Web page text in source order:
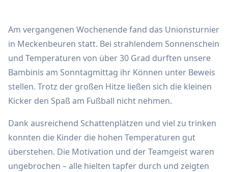
Am vergangenen Wochenende fand das Unionsturnier
in Meckenbeuren statt. Bei strahlendem Sonnenschein
und Temperaturen von über 30 Grad durften unsere
Bambinis am Sonntagmittag ihr Können unter Beweis
stellen. Trotz der großen Hitze ließen sich die kleinen
Kicker den Spaß am Fußball nicht nehmen.
Dank ausreichend Schattenplätzen und viel zu trinken
konnten die Kinder die hohen Temperaturen gut
überstehen. Die Motivation und der Teamgeist waren
ungebrochen – alle hielten tapfer durch und zeigten